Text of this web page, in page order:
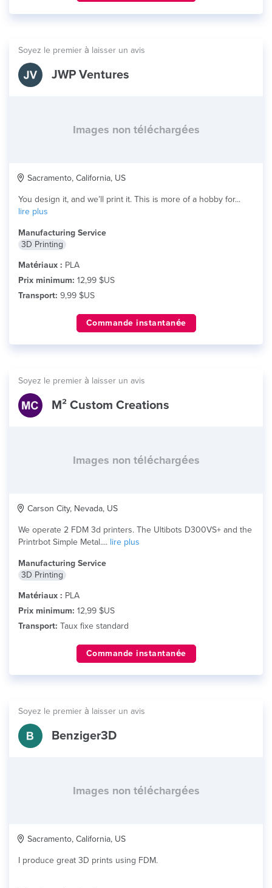
Soyez le premier à laisser un avis
JWP Ventures
Images non téléchargées
Sacramento, California, US
You design it, and we’ll print it. This is more of a hobby for...
lire plus
Manufacturing Service
3D Printing
Matériaux : PLA
Prix minimum: 12,99 $US
Transport: 9,99 $US
Commande instantanée
Soyez le premier à laisser un avis
M² Custom Creations
Images non téléchargées
Carson City, Nevada, US
We operate 2 FDM 3d printers. The Ultibots D300VS+ and the
Printrbot Simple Metal.... lire plus
Manufacturing Service
3D Printing
Matériaux : PLA
Prix minimum: 12,99 $US
Transport: Taux fixe standard
Commande instantanée
Soyez le premier à laisser un avis
Benziger3D
Images non téléchargées
Sacramento, California, US
I produce great 3D prints using FDM.